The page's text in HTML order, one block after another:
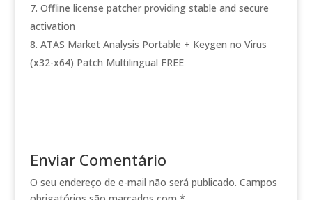
Offline license patcher providing stable and secure
activation
ATAS Market Analysis Portable + Keygen no Virus
(x32-x64) Patch Multilingual FREE
Enviar Comentário
O seu endereço de e-mail não será publicado. Campos